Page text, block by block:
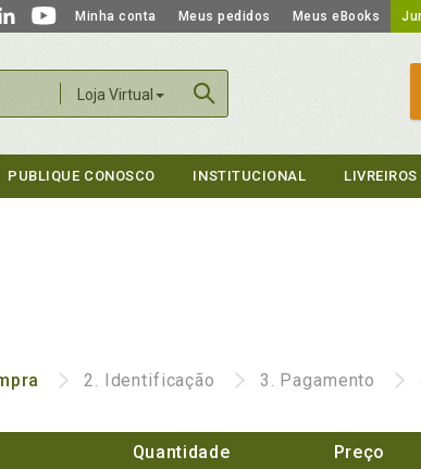
Minha conta Meus pedidos Meus eBooks
Loja Virtual
PUBLIQUE CONOSCO INSTITUCIONAL LIVREIROS
2. Identificação 3. Pagamento
Quantidade Preço